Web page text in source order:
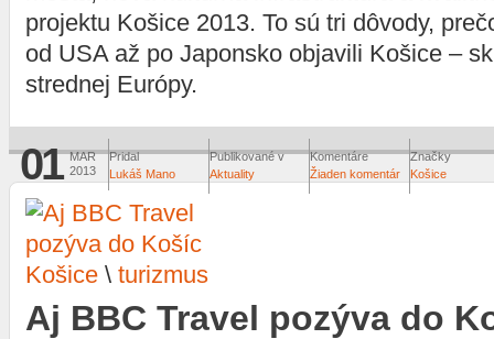
projektu Košice 2013. To sú tri dôvody,
od USA až po Japonsko objavili Košice –
strednej Európy.
01 MAR
2013
Pridal
Lukáš Mano
Publikované v
Aktuality
Komentáre
Žiaden komentár
Značky
Košice
Košice \ turizmus
Aj BBC Travel pozýva do